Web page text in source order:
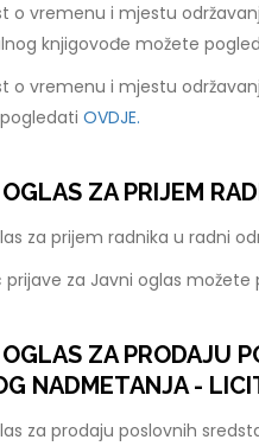
o vremenu i mjestu
knjigovođe možete
o vremenu i mjestu
OVDJE.
ZA PRIJEM
za prijem radnika u radni
prijave za Javni oglas možete
ZA PRODAJU
NADMETANJA -
za prodaju poslovnih